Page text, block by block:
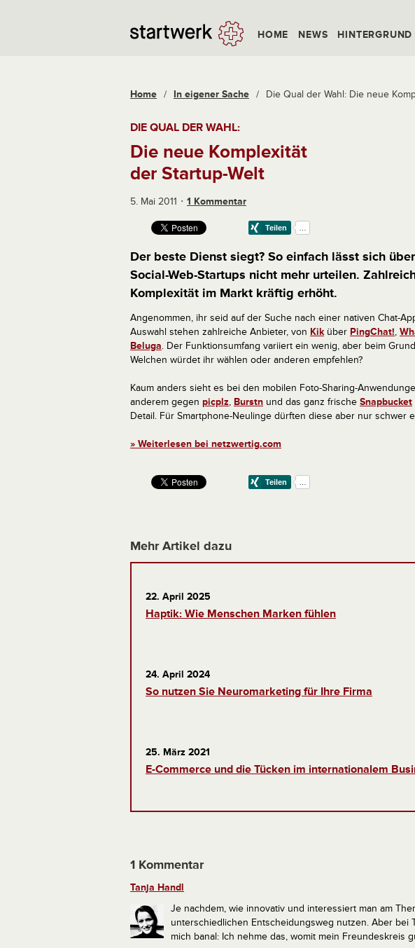
HOME NEWS HINTERGRUND
Home / In eigener Sache / Die Qual der Wahl: Die neue
DIE QUAL DER WAHL:
Die neue Komplexität
der Startup-Welt
5. Mai 2011 1 Kommentar
Der beste Dienst siegt? So einfach lässt sich
Social-Web-Startups nicht mehr urteilen.
Komplexität im Markt kräftig erhöht.
Angenommen, ihr seid auf der Suche nach einer nativen Chat-
Auswahl stehen zahlreiche Anbieter, von Kiküber PingChat!,
Beluga. Der Funktionsumfang variiert ein wenig, aber beim
Welchen würdet ihr wählen oder anderen empfehlen?
Kaum anders sieht es bei den mobilen Foto-Sharing-
anderem gegen picplz, Burstn und das ganz frische Snapbucket
Detail. Für Smartphone-Neulinge dürften diese aber nur schwer
» Weiterlesen bei netzwertig.com
Mehr Artikel dazu
22. April 2025
Haptik: Wie Menschen Marken fühlen
24. April 2024
So nutzen Sie Neuromarketing für Ihre Firma
25. März 2021
E-Commerce und die Tücken im internationalem
1 Kommentar
Tanja Handl
Je nachdem, wie innovativ und interessiert man am
unterschiedlichen Entscheidungsweg nutzen. Aber bei
mich banal: Ich nehme das, womit mein Freundeskreis